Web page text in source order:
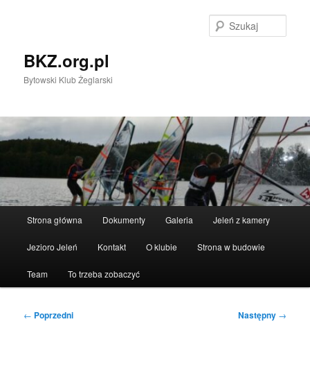
BKZ.org.pl
Bytowski Klub Żeglarski
Strona główna Dokumenty Galeria Jeleń z kamery
Jezioro Jeleń Kontakt O klubie Strona w budowie
Team To trzeba zobaczyć
Nawigacja
← Poprzedni Następny →